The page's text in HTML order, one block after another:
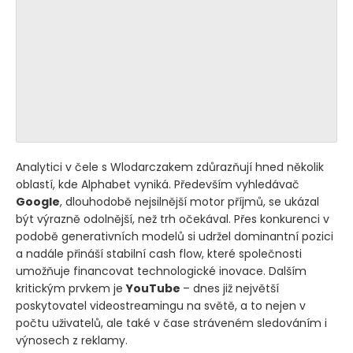
Analytici v čele s Wlodarczakem zdůrazňují hned několik
oblastí, kde Alphabet vyniká. Především vyhledávač
Google, dlouhodobě nejsilnější motor příjmů, se ukázal
být výrazně odolnější, než trh očekával. Přes konkurenci v
podobě generativních modelů si udržel dominantní pozici
a nadále přináší stabilní cash flow, které společnosti
umožňuje financovat technologické inovace. Dalším
kritickým prvkem jeYouTube – dnes již největší
poskytovatel videostreamingu na světě, a to nejen v
počtu uživatelů, ale také v čase stráveném sledováním i
výnosech z reklamy.